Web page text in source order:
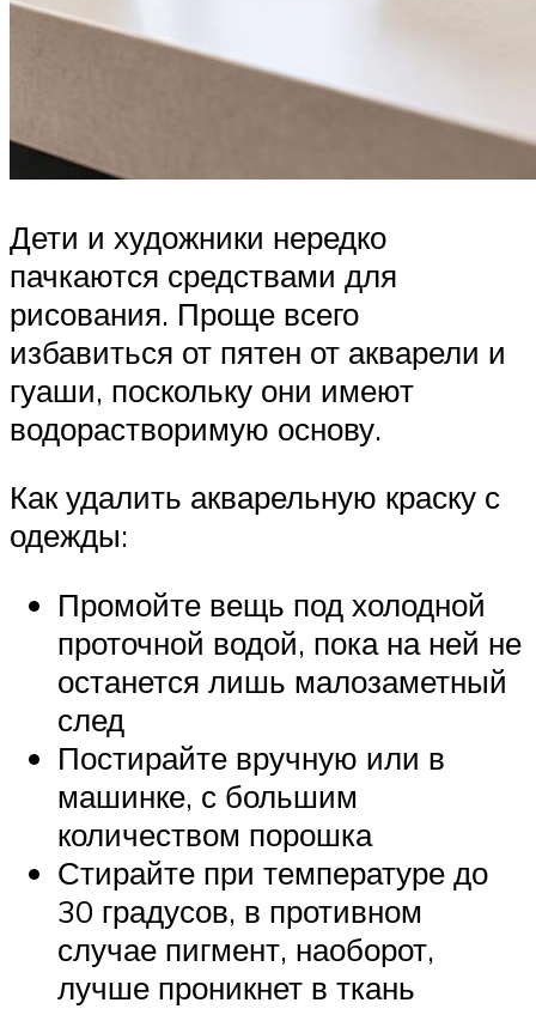
Дети и художники нередко
пачкаются средствами для
рисования. Проще всего
избавиться от пятен от акварели и
гуаши, поскольку они имеют
водорастворимую основу.
Как удалить акварельную краску с
одежды:
Промойте вещь под холодной
проточной водой, пока на ней не
останется лишь малозаметный
след
Постирайте вручную или в
машинке, с большим
количеством порошка
Стирайте при температуре до
30 градусов, в противном
случае пигмент, наоборот,
лучше проникнет в ткань